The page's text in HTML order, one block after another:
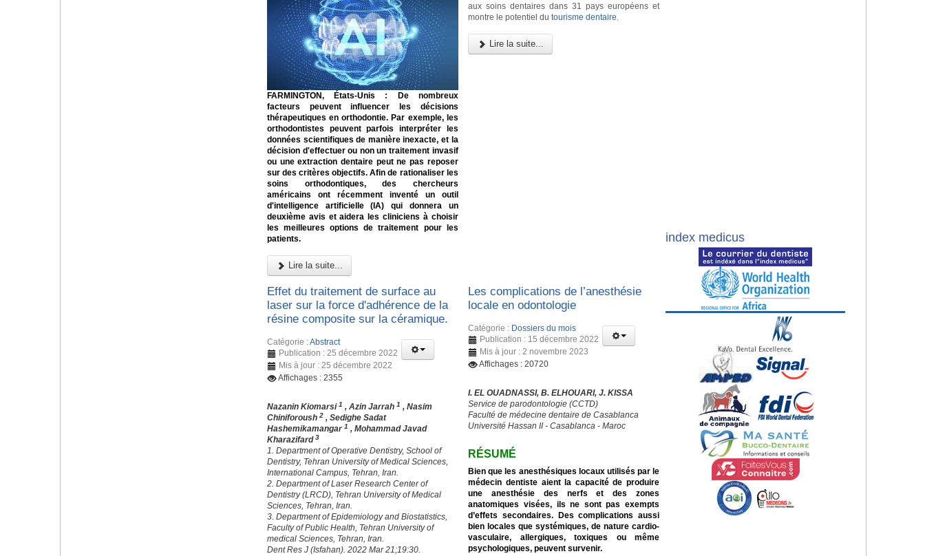
FARMINGTON, États-Unis :
De nombreux
facteurs peuvent influencer les décisions
thérapeutiques en orthodontie. Par exemple, les
orthodontistes peuvent parfois interpréter les
données scientifiques de manière inexacte, et la
décision d'effectuer ou non un traitement invasif
ou une extraction dentaire peut ne pas reposer
sur des critères objectifs. Afin de rationaliser les
soins orthodontiques, des chercheurs
américains ont récemment inventé un outil
d'intelligence artificielle (IA) qui donnera un
deuxième avis et aidera les cliniciens à choisir
les meilleures options de traitement pour les
patients.
Lire la suite...
aux soins dentaires dans 31 pays européens et
montre le potentiel dutourisme dentaire.
Lire la suite...
Effet du traitement de surface au
laser sur la force d'adhérence de la
résine composite sur la céramique.
Catégorie :Abstract
Publication : 25 décembre 2022
Mis à jour : 25 décembre 2022
Affichages : 2355
Nazanin Kiomarsi 1 , Azin Jarrah 1 , Nasim
Chiniforoush 2 , Sedighe Sadat
Hashemikamangar 1 , Mohammad Javad
Kharazifard3
1. Department of Operative Dentistry, School of
Dentistry, Tehran University of Medical Sciences,
International Campus, Tehran, Iran.
2. Department of Laser Research Center of
Dentistry (LRCD), Tehran University of Medical
Sciences, Tehran, Iran.
3. Department of Epidemiology and Biostatistics,
Faculty of Public Health, Tehran University of
medical Sciences, Tehran, Iran.
Dent Res J (Isfahan). 2022 Mar 21;19:30.
Les complications de l’anesthésie
locale en odontologie
Catégorie : Dossiers du mois
Publication : 15 décembre 2022
Mis à jour : 2 novembre 2023
Affichages : 20720
I. EL OUADNASSI, B. ELHOUARI, J. KISSA
Service de parodontologie (CCTD)
Faculté de médecine dentaire de Casablanca
Université Hassan II - Casablanca - Maroc
RÉSUMÉ
Bien que les anesthésiques locaux utilisés par le
médecin dentiste aient la capacité de produire
une anesthésie des nerfs et des zones
anatomiques visées, ils ne sont pas exempts
d’effets secondaires. Des complications aussi
bien locales que systémiques, de nature cardio-
vasculaire, allergiques, toxiques ou même
psychologiques, peuvent survenir.
index medicus